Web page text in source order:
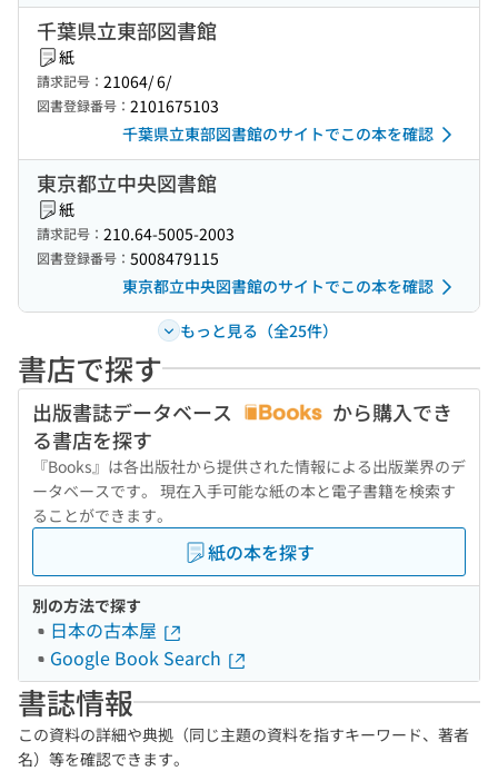
千葉県立東部図書館
紙
請求記号： 21064/ 6/
図書登録番号： 2101675103
千葉県立東部図書館のサイトでこの本を確認
東京都立中央図書館
紙
請求記号： 210.64-5005-2003
図書登録番号： 5008479115
東京都立中央図書館のサイトでこの本を確認
もっと見る（全25件）
書店で探す
出版書誌データベース
から購入でき
る書店を探す
『Books』は各出版社から提供された情報による出版業界のデ
ータベースです。 現在入手可能な紙の本と電子書籍を検索す
ることができます。
紙の本を探す
別の方法で探す
日本の古本屋
Google Book Search
書誌情報
この資料の詳細や典拠（同じ主題の資料を指すキーワード、著者
名）等を確認できます。